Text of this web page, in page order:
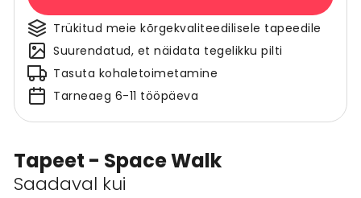
Tapeet - Space Walk
Saadaval kui
Trükitud meie kõrgekvaliteedilisele tapeedile
Suurendatud, et näidata tegelikku pilti
Tasuta kohaletoimetamine
Tarneaeg 6-11 tööpäeva